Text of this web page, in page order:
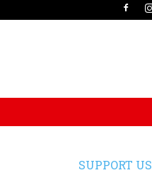
SUPPORT US